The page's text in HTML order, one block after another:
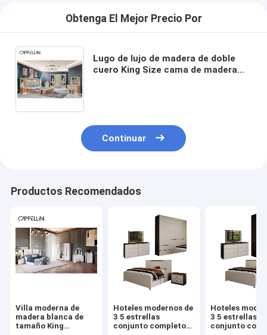
Obtenga El Mejor Precio Por
Lugo de lujo de madera de doble
cuero King Size cama de madera
Continuar
Productos Recomendados
Villa moderna de
madera blanca de
tamaño King
Hoteles modernos de
3 5 estrellas
conjunto completo
Hoteles
3 5 estrellas
conjunto